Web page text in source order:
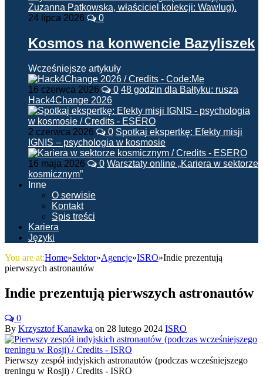
24 lipca 2026 0
Kosmos na konwencie Bazyliszek
Wcześniejsze artykuły
16 czerwca 2026 0 48 godzin dla Bałtyku: rusza
Hack4Change 2026
2 czerwca 2026 0 Spotkaj ekspertkę: Efekty misji
IGNIS – psychologia w kosmosie
16 maja 2026 0 Warsztaty online „Kariera w sektorze
kosmicznym”
Inne
O serwisie
Kontakt
Spis treści
Kariera
Języki
You are at:Home»Sektor»Agencje»ISRO»Indie prezentują
pierwszych astronautów
Indie prezentują pierwszych astronautów
0
By Krzysztof Kanawka on 28 lutego 2024 ISRO
Pierwszy zespół indyjskich astronautów (podczas wcześniejszego
treningu w Rosji) / Credits - ISRO